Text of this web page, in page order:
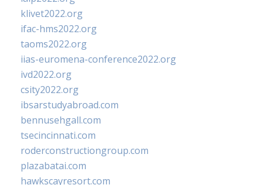
klivet2022.org
ifac-hms2022.org
taoms2022.org
iias-euromena-conference2022.org
ivd2022.org
csity2022.org
ibsarstudyabroad.com
bennusehgall.com
tsecincinnati.com
roderconstructiongroup.com
plazabatai.com
hawkscayresort.com